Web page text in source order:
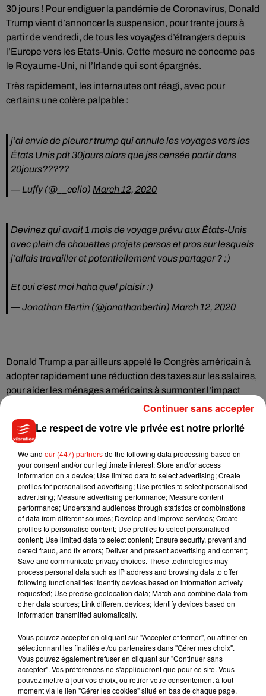
30 jours ! Pour endiguer la pandémie de Coronavirus, Donald
Trump vient d’annoncer la suspension, pour trente jours à
partir de vendredi, de tous les voyages d’étrangers depuis
l’Europe vers les Etats-Unis. Cette mesure ne concerne pas
le Royaume-Uni, ni l’Irlande qui sont épargnés.
Très rapidement, les internautes ont réagi, avec pour
certains une colère palpable :
j’ai envie de pleurer trump qui annule les voyages vers les
États Unis pdt 30jours alors que jss censée partir dans
20jours?????
— Luffy (@__celio) March 12, 2020
Devinez qui avait 1 mois de voyage prévu aux États-Unis
avec plein de chouettes projets persos et pros sur lesquels
j’allais travailler et potentiellement vous partager ? :)
Et oui c’est moi haha quel plaisir :)
— Jonathan Bertin (@jonathanbertin) March 12, 2020
Donald Trump a par ailleurs appelé le Congrès américain à
adopter rapidement une réduction des taxes sur les salaires,
pour aider les ménages américains à surmonter l’impact
économique de l’épidémie de coronavirus.
À cause du corona de merde, mon voyage aux états-unis
est annulé, ptnnn j’ai le démon
— lil (@lilouuhrv)March 10, 2020
Trump suspend tous les voyages depuis l'Europe vers les
Etats-Unis pour 30 jours (à compter de vendredi minuit)
#AFPpic.twitter.com/RcbpCFTRey
— Agence France-Presse (@afpfr)March 12, 2020
5 août 2026
Benny Blanco invite Selena Gomez et
Becky G sur son nouveau single
Le respect de votre vie privée est notre priorité
We and our (447) partnersdo the following data processing based on
your consent and/or our legitimate interest: Store and/or access
information on a device; Use limited data to select advertising; Create
profiles for personalised advertising; Use profiles to select personalised
advertising; Measure advertising performance; Measure content
performance; Understand audiences through statistics or combinations
of data from different sources; Develop and improve services; Create
profiles to personalise content; Use profiles to select personalised
content; Use limited data to select content; Ensure security, prevent and
detect fraud, and fix errors; Deliver and present advertising and content;
Save and communicate privacy choices. These technologies may
process personal data such as IP address and browsing data to offer
following functionalities: Identify devices based on information actively
requested; Use precise geolocation data; Match and combine data from
other data sources; Link different devices; Identify devices based on
information transmitted automatically.
Vous pouvez accepter en cliquant sur "Accepter et fermer", ou affiner en
sélectionnant les finalités et/ou partenaires dans "Gérer mes choix".
Vous pouvez également refuser en cliquant sur "Continuer sans
accepter". Vos préférences ne s'appliqueront que pour ce site. Vous
pouvez mettre à jour vos choix, ou retirer votre consentement à tout
moment via le lien "Gérer les cookies" situé en bas de chaque page.
Continuer sans accepter